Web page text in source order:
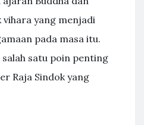
vihara yang menjadi
pada masa itu.
satu poin penting
Raja Sindok yang